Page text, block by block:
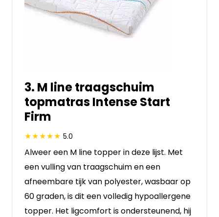
3. M line traagschuim
topmatras Intense Start
Firm
5.0
Alweer een M line topper in deze lijst. Met
een vulling van traagschuim en een
afneembare tijk van polyester, wasbaar op
60 graden, is dit een volledig hypoallergene
topper. Het ligcomfort is ondersteunend, hij